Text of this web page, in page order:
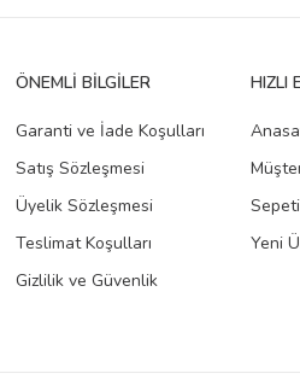
ÖNEMLI BILGILER
Garanti ve İade Koşulları
Satış Sözleşmesi
Üyelik Sözleşmesi
Teslimat Koşulları
Gizlilik ve Güvenlik
HIZLI
Yeni